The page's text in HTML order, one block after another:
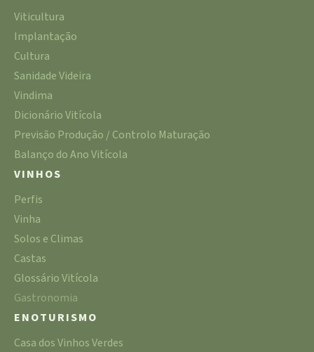
Viticultura
Implantação
Cultura
Sanidade Videira
Vindima
Dicionário Vitícola
Previsão Produção / Controlo Maturação
Balanço do Ano Vitícola
VINHOS
Perfis
Vinha
Solos e Climas
Castas
Glossário Vitícola
Gastronomia
ENOTURISMO
Casa dos Vinhos Verdes